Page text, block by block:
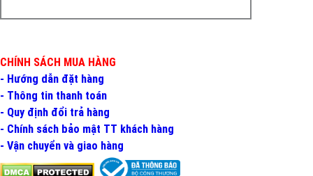
CHÍNH SÁCH MUA HÀNG
- Hướng dẫn đặt hàng
- Thông tin thanh toán
- Quy định đổi trả hàng
- Chính sách bảo mật TT khách hàng
- Vận chuyển và giao hàng